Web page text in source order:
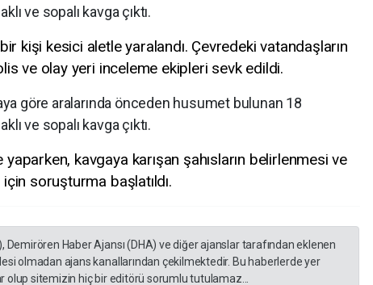
ve sopalı kavga çıktı.
kişi kesici aletle yaralandı. Çevredeki vatandaşların
ve olay yeri inceleme ekipleri sevk edildi.
göre aralarında önceden husumet bulunan 18
ve sopalı kavga çıktı.
kavgaya karışan şahısların belirlenmesi ve
için soruşturma başlatıldı.
Demirören Haber Ajansı (DHA) ve diğer ajanslar tarafından eklenen
olmadan ajans kanallarından çekilmektedir. Bu haberlerde yer
olup sitemizin hiç bir editörü sorumlu tutulamaz...